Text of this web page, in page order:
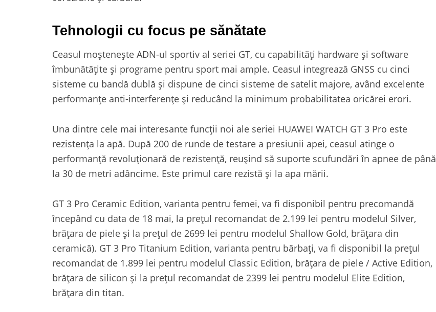
Tehnologii cu focus pe sănătate
Ceasul moștenește ADN-ul sportiv al seriei GT, cu capabilități hardware și software
îmbunătățite și programe pentru sport mai ample. Ceasul integrează GNSS cu cinci
sisteme cu bandă dublă și dispune de cinci sisteme de satelit majore, având excelente
performanțe anti-interferențe și reducând la minimum probabilitatea oricărei erori.
Una dintre cele mai interesante funcții noi ale seriei HUAWEI WATCH GT 3 Pro este
rezistența la apă. După 200 de runde de testare a presiunii apei, ceasul atinge o
performanță revoluționară de rezistență, reușind să suporte scufundări în apnee de până
la 30 de metri adâncime. Este primul care rezistă și la apa mării.
GT 3 Pro Ceramic Edition, varianta pentru femei, va fi disponibil pentru precomandă
începând cu data de 18 mai, la prețul recomandat de 2.199 lei pentru modelul Silver,
brățara de piele și la prețul de 2699 lei pentru modelul Shallow Gold, brățara din
ceramică). GT 3 Pro Titanium Edition, varianta pentru bărbați, va fi disponibil la prețul
recomandat de 1.899 lei pentru modelul Classic Edition, brățara de piele / Active Edition,
brățara de silicon și la prețul recomandat de 2399 lei pentru modelul Elite Edition,
brățara din titan.